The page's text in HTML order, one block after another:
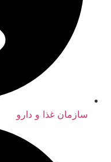
سازمان غذا و دارو